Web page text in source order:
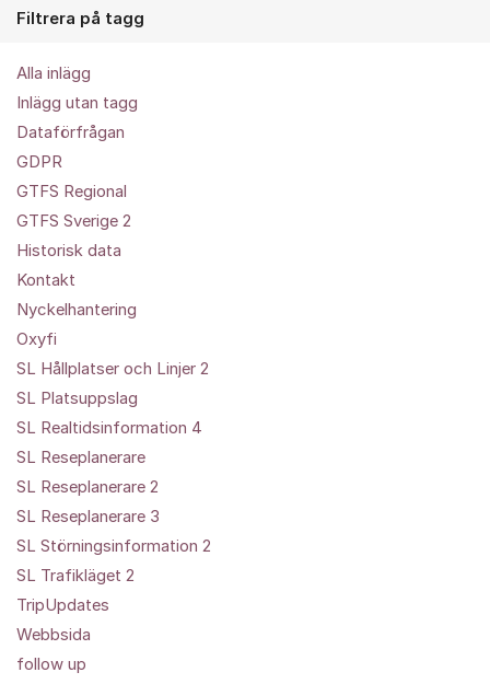
Filtrera på tagg
Alla inlägg
Inlägg utan tagg
Dataförfrågan
GDPR
GTFS Regional
GTFS Sverige 2
Historisk data
Kontakt
Nyckelhantering
Oxyfi
SL Hållplatser och Linjer 2
SL Platsuppslag
SL Realtidsinformation 4
SL Reseplanerare
SL Reseplanerare 2
SL Reseplanerare 3
SL Störningsinformation 2
SL Trafikläget 2
TripUpdates
Webbsida
follow up